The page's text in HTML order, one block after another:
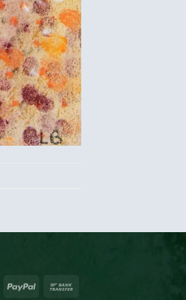
IDeal PayPal